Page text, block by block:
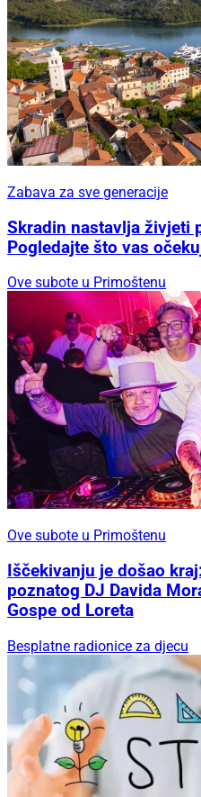
Zabava za sve generacije
Skradin nastavlja živjeti
Pogledajte što vas
Ove subote u Primoštenu
Ove subote u Primoštenu
Iščekivanju je došao
poznatog DJ Davida
Gospe od Loreta
Besplatne radionice za djecu